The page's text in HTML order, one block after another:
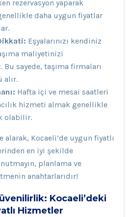
rezervasyon yaparak
daha uygun fiyatlar
Eşyalarınızı kendiniz
maliyetinizi
sayede, taşıma firmaları
alır.
Hafta içi ve mesai saatleri
hizmeti almak genellikle
olabilir.
alarak, Kocaeli’de uygun fiyatlı
en iyi şekilde
planlama ve
anahtarlarıdır!
Kocaeli’deki
Hizmetler